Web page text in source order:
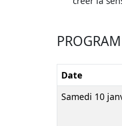
Date
Samedi 10